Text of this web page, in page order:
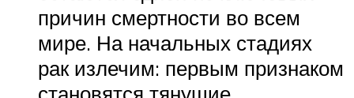
причин смертности во всем
мире. На начальных стадиях
рак излечим: первым признаком